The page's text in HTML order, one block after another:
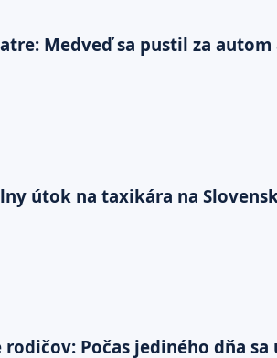
Medveď sa pustil za
útok na taxikára na
rodičov: Počas jediného dňa